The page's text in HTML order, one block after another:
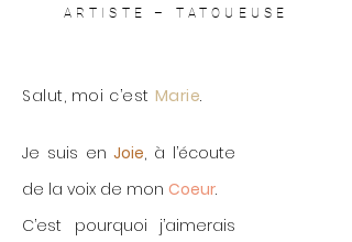
ARTISTE – TATOUEUSE
Salut, moi c’est Marie.
Je suis enJoie, à l’écoute
de la voix de mon Coeur.
C’est pourquoi j’aimerais